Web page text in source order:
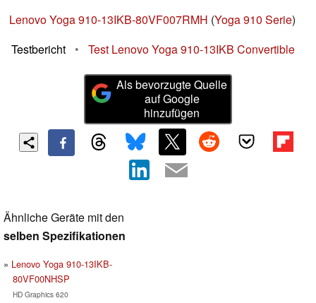
Lenovo Yoga 910-13IKB-80VF007RMH (Yoga 910 Serie)
Testbericht
• Test Lenovo Yoga 910-13IKB Convertible
Als bevorzugte Quelle
auf Google
hinzufügen
Ähnliche Geräte mit den
selben Spezifikationen
Lenovo Yoga 910-13IKB-
80VF00NHSP
HD Graphics 620